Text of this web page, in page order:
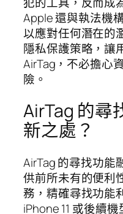
Apple 還與執法機
以應對任何潛在的
隱私保護策略，讓
AirTag，不必擔心
險。
AirTag 的尋
新之處？
AirTag 的尋找功能
供前所未有的便利
務，精確尋找功能
iPhone 11 或後續